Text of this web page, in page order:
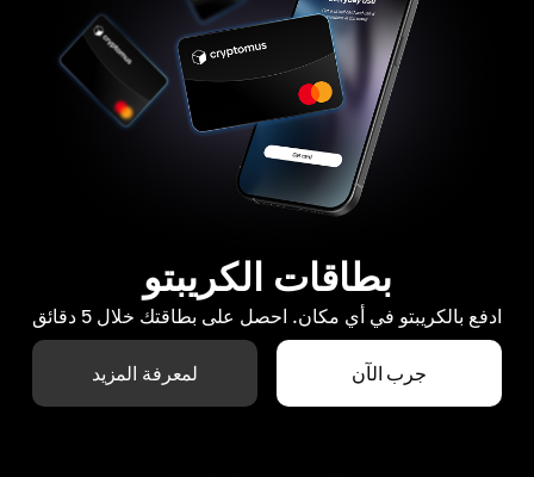
بطاقات الكريبتو
ادفع بالكريبتو في أي مكان. احصل على بطاقتك خلال 5 دقائق
جرب الآن لمعرفة المزيد